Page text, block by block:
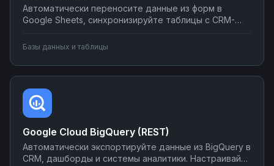
Автоматически переносите данные из форм в
Google Sheets, синхронизируйте таблицы с CRM-
почте или в мессенджеры. Настраивайте
простых сценариев до сложной автоматизации
аналитики.
Базы данных и таблицы
Google Cloud BigQuery (REST)
Автоматически экспортируйте данные из BigQuery в
CRM, дашборды и системы аналитики. Настраивайте